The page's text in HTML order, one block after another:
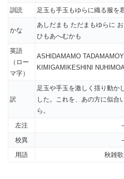
訓読
足玉も手玉もゆらに織る服を
かな
あしだまも ただまもゆらに
ひもあへむかも
英語
（ロー
マ字）
ASHIDAMAMO
KIMIGAMIKESHINI
訳
足玉や手玉を激しく揺り動か
した。これを、あの方に似合
ら。
左注
校異
用語
秋雑